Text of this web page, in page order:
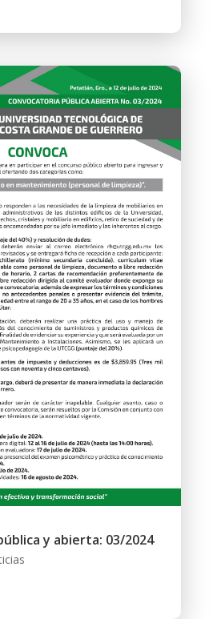
y abierta: 03/2024